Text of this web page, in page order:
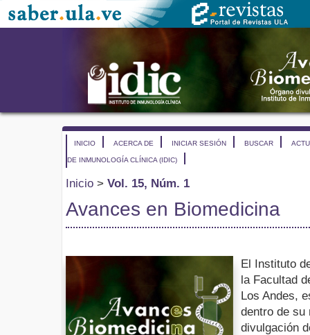
INICIO ACERCA DE INICIAR SESIÓN BUSCAR
DE INMUNOLOGÍA CLÍNICA (IDIC)
Inicio > Vol. 15, Núm. 1
Avances en Biomedicina
El Instituto
la Facultad
Los Andes,
dentro de su
divulgación